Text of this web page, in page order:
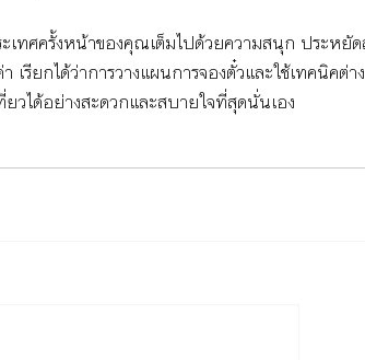
เทศครั้งหน้าของคุณเต็มไปด้วยความสนุก ประหยั
เรียกได้ว่าการวางแผนการจองตั๋วและใช้เทคนิคต่
วได้อย่างสะดวกและสบายใจที่สุดนั่นเอง